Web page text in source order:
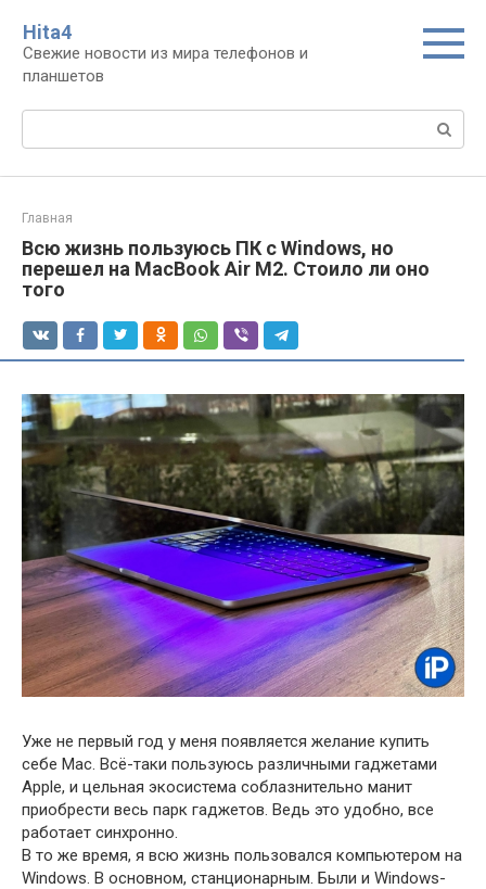
контенту
Нita4
Свежие новости из мира телефонов и
планшетов
Поиск:
Главная
Всю жизнь пользуюсь ПК с Windows, но
перешел на MacBook Air M2. Стоило ли оно
того
Уже не первый год у меня появляется желание купить
себе Mac. Всё-таки пользуюсь различными гаджетами
Apple, и цельная экосистема соблазнительно манит
приобрести весь парк гаджетов. Ведь это удобно, все
работает синхронно.
В то же время, я всю жизнь пользовался компьютером на
Windows. В основном, станционарным. Были и Windows-